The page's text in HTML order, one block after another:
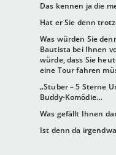
Das kennen ja die
Hat er Sie denn
Was würden Sie
Bautista bei Ihnen
würde, dass Sie
eine Tour fahren
„Stuber – 5 Sterne
Buddy-Komödie…
Was gefällt Ihnen
Ist denn da